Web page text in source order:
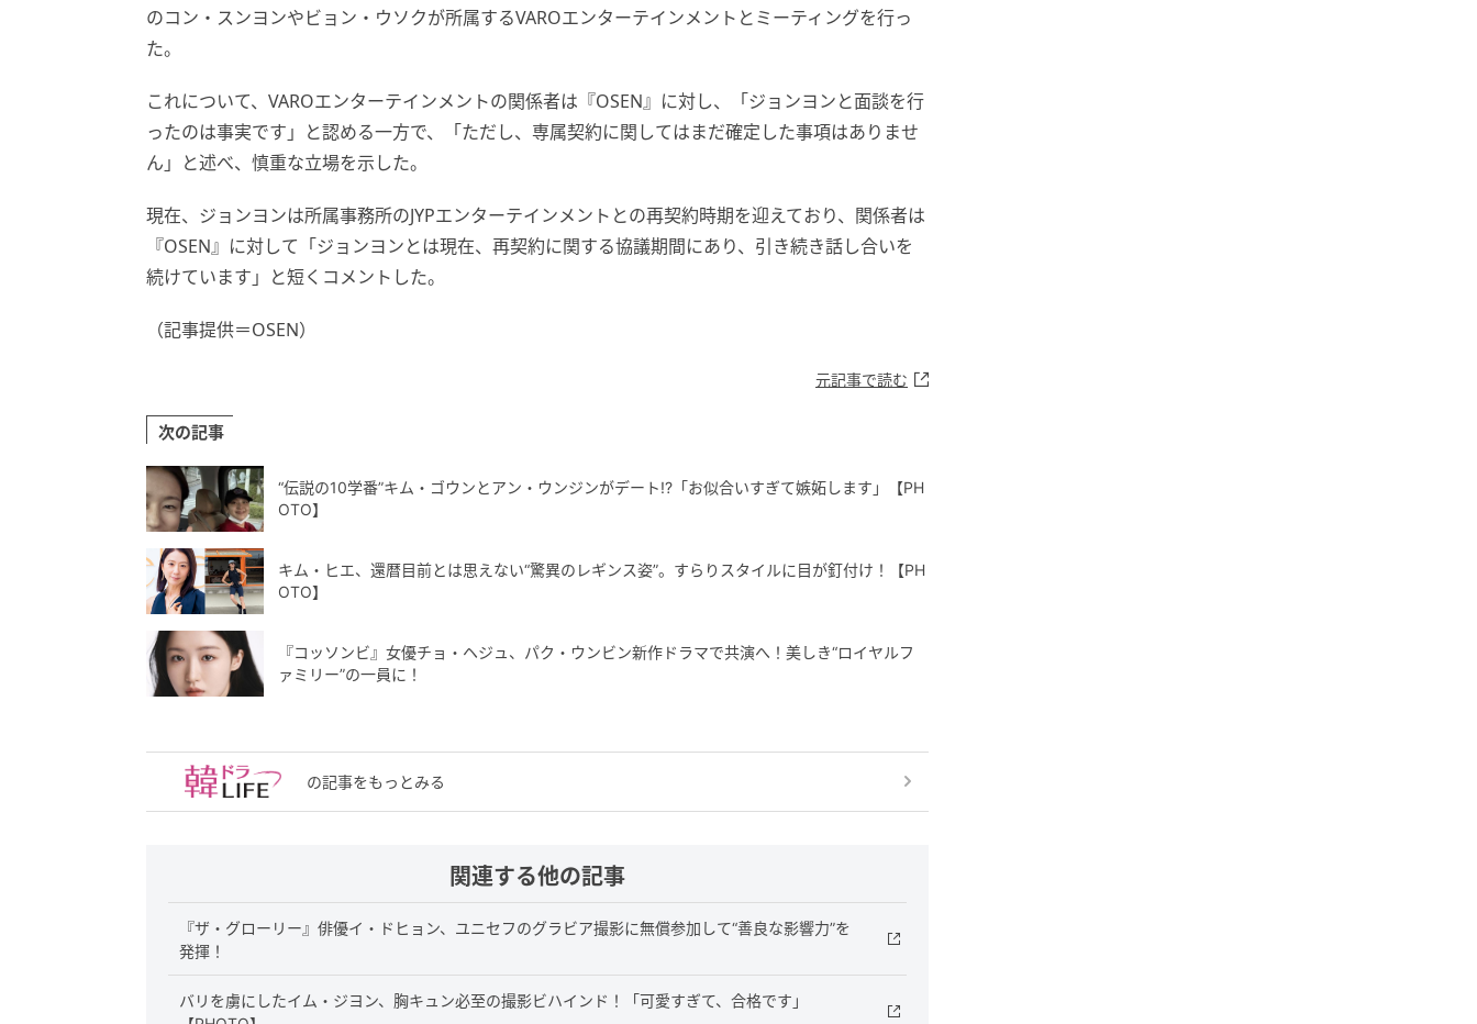
のコン・スンヨンやビョン・ウソクが所属するVAROエンターテインメントとミーティングを行っ
た。
これについて、VAROエンターテインメントの関係者は『OSEN』に対し、「ジョンヨンと面談を行
ったのは事実です」と認める一方で、「ただし、専属契約に関してはまだ確定した事項はありませ
ん」と述べ、慎重な立場を示した。
現在、ジョンヨンは所属事務所のJYPエンターテインメントとの再契約時期を迎えており、関係者は
『OSEN』に対して「ジョンヨンとは現在、再契約に関する協議期間にあり、引き続き話し合いを
続けています」と短くコメントした。
（記事提供＝OSEN）
元記事で読む
次の記事
“伝説の10学番”キム・ゴウンとアン・ウンジンがデート!?「お似合いすぎて嫉妬します」【PH
OTO】
キム・ヒエ、還暦目前とは思えない“驚異のレギンス姿”。すらりスタイルに目が釘付け！【PH
OTO】
『コッソンビ』女優チョ・ヘジュ、パク・ウンビン新作ドラマで共演へ！美しき“ロイヤルフ
ァミリー”の一員に！
の記事をもっとみる
関連する他の記事
『ザ・グローリー』俳優イ・ドヒョン、ユニセフのグラビア撮影に無償参加して“善良な影響力”を
発揮！
バリを虜にしたイム・ジヨン、胸キュン必至の撮影ビハインド！「可愛すぎて、合格です」